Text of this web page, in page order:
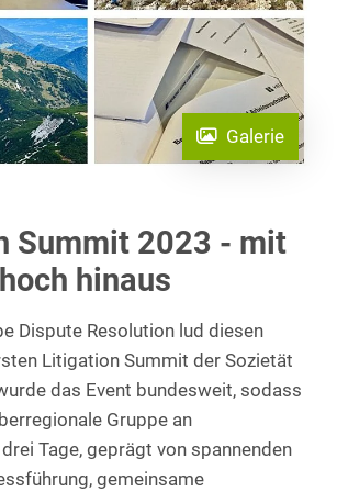
Summit 2023 - mit
hinaus
Dispute Resolution lud diesen
Litigation Summit der Sozietät
das Event bundesweit, sodass
Gruppe an
Tage, geprägt von spannenden
gemeinsame
Galerie